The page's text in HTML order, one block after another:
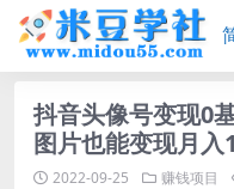
抖音头像号变现0
图片也能变现月入
2022-09-25 赚钱项目